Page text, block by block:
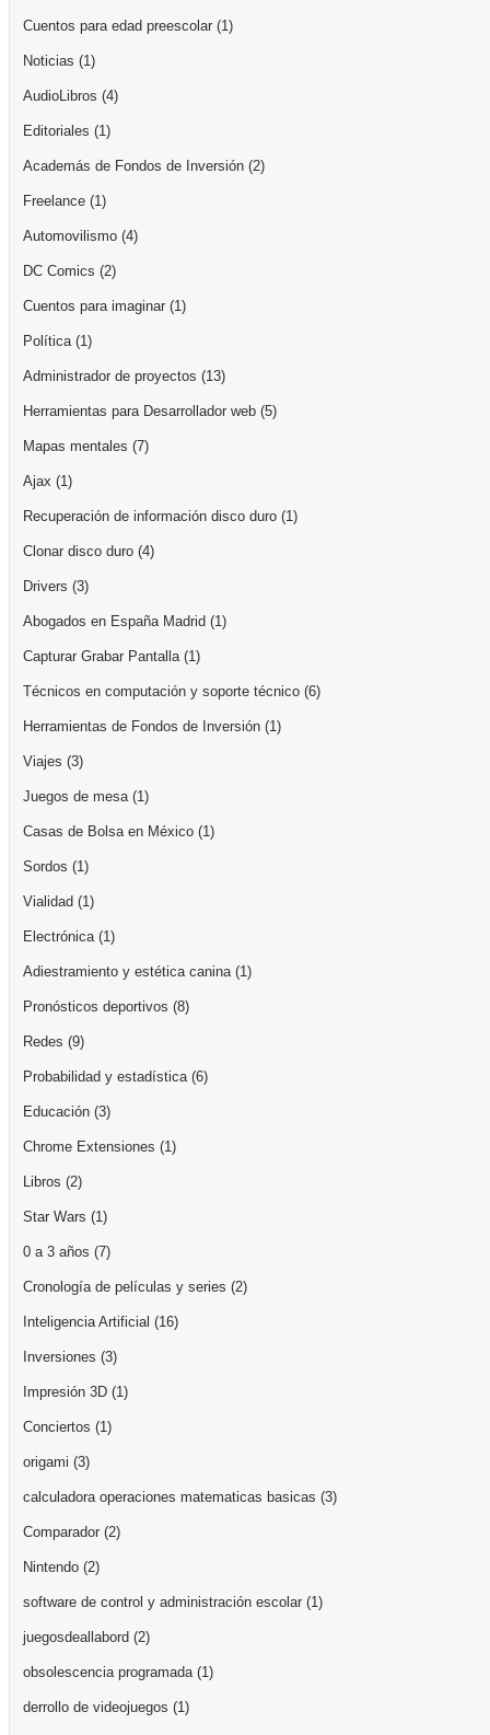
Cuentos para edad preescolar (1)
Noticias (1)
AudioLibros (4)
Editoriales (1)
Academás de Fondos de Inversión (2)
Freelance (1)
Automovilismo (4)
DC Comics (2)
Cuentos para imaginar (1)
Política(1)
Administrador de proyectos (13)
Herramientas para Desarrollador web (5)
Mapas mentales (7)
Ajax (1)
Recuperación de información disco duro (1)
Clonar disco duro (4)
Drivers (3)
Abogados en España Madrid (1)
Capturar Grabar Pantalla(1)
Técnicos en computación y soporte técnico (6)
Herramientas de Fondos de Inversión (1)
Viajes (3)
Juegos de mesa(1)
Casas de Bolsa en México (1)
Sordos (1)
Vialidad (1)
Electrónica(1)
Adiestramiento y estética canina(1)
Pronósticos deportivos (8)
Redes (9)
Probabilidad y estadística(6)
Educación (3)
Chrome Extensiones (1)
Libros (2)
Star Wars (1)
0 a 3 años (7)
Cronología de películas y series (2)
Inteligencia Artificial (16)
Inversiones (3)
Impresión 3D (1)
Conciertos (1)
origami (3)
calculadora operaciones matematicas basicas (3)
Comparador (2)
Nintendo (2)
software de control y administración escolar (1)
juegosdeallabord (2)
obsolescencia programada(1)
derrollo de videojuegos (1)